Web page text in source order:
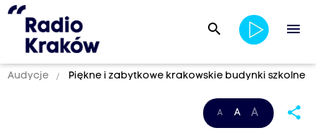
search menu
Audycje Piękne i zabytkowe krakowskie budynki szkolne
A A A share